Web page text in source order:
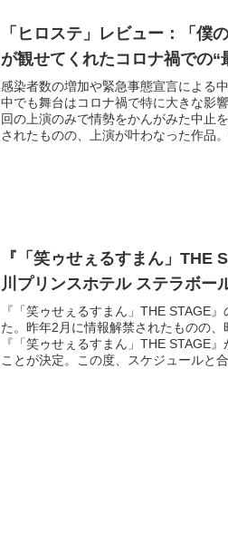
「ヒロステ」レビュー：「僕
が観せてくれたコロナ禍での“
感染者数の増加や緊急事態宣言による
中でも舞台はコロナ禍で特に大きな影
回の上演のみで情勢をかんがみた中止
されたものの、上演が叶わなった作品
『「笑ゥせぇるすまん」THE
川プリンスホテル ステラボー
『「笑ゥせぇるすまん」THE STAGE
た。昨年2月に情報解禁されたものの
『「笑ゥせぇるすまん」THE STAGE
ことが決定。この度、スケジュールと合